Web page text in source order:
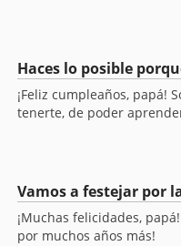
Haces lo posible
¡Feliz cumpleaños, papá!
tenerte, de poder
Vamos a festejar por
¡Muchas felicidades,
por muchos años más!